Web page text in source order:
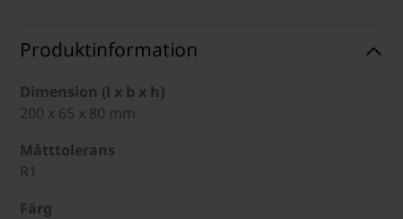
Produktinformation
Dimension (l x b x h)
200 x 65 x 80 mm
Måtttolerans
R1
Färg